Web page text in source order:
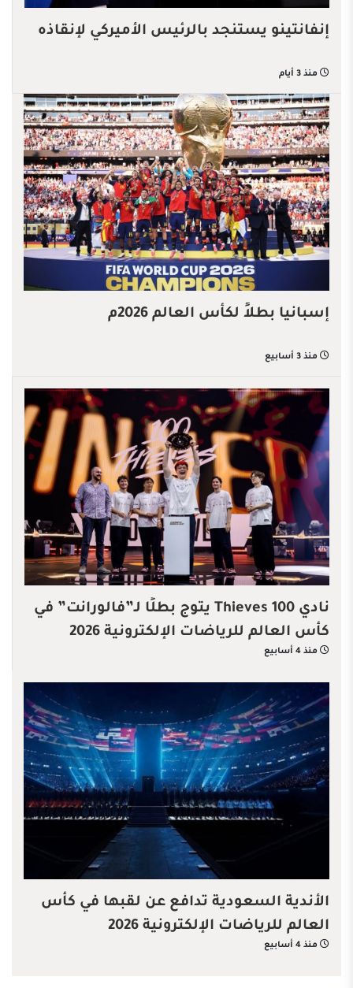
إنفانتينو يستنجد بالرئيس الأميركي لإنقاذه
منذ 3 أيام
إسبانيا بطلاً لكأس العالم 2026م
منذ 3 أسابيع
نادي 100 Thieves يتوج بطلًا لـ”فالورانت” في
كأس العالم للرياضات الإلكترونية 2026
منذ 4 أسابيع
الأندية السعودية تدافع عن لقبها في كأس
العالم للرياضات الإلكترونية 2026
منذ 4 أسابيع